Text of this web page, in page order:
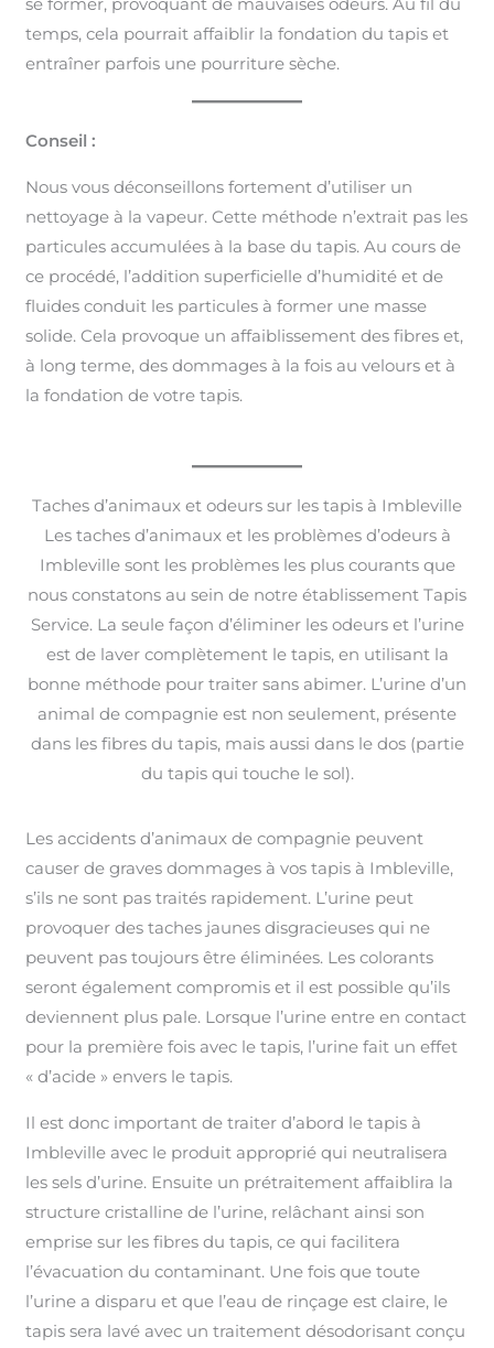
temps, cela pourrait affaiblir la fondation du tapis et
entraîner parfois une pourriture sèche.
Conseil :
Nous vous déconseillons fortement d’utiliser un
nettoyage à la vapeur. Cette méthode n’extrait pas les
particules accumulées à la base du tapis. Au cours de
ce procédé, l’addition superficielle d’humidité et de
fluides conduit les particules à former une masse
solide. Cela provoque un affaiblissement des fibres et,
à long terme, des dommages à la fois au velours et à
la fondation de votre tapis.
Taches d’animaux et odeurs sur les tapis à Imbleville
Les taches d’animaux et les problèmes d’odeurs à
Imbleville sont les problèmes les plus courants que
nous constatons au sein de notre établissement Tapis
Service. La seule façon d’éliminer les odeurs et l’urine
est de laver complètement le tapis, en utilisant la
bonne méthode pour traiter sans abimer. L’urine d’un
animal de compagnie est non seulement, présente
dans les fibres du tapis, mais aussi dans le dos (partie
du tapis qui touche le sol).
Les accidents d’animaux de compagnie peuvent
causer de graves dommages à vos tapis à Imbleville,
s’ils ne sont pas traités rapidement. L’urine peut
provoquer des taches jaunes disgracieuses qui ne
peuvent pas toujours être éliminées. Les colorants
seront également compromis et il est possible qu’ils
deviennent plus pale. Lorsque l’urine entre en contact
pour la première fois avec le tapis, l’urine fait un effet
« d’acide » envers le tapis.
Il est donc important de traiter d’abord le tapis à
Imbleville avec le produit approprié qui neutralisera
les sels d’urine. Ensuite un prétraitement affaiblira la
structure cristalline de l’urine, relâchant ainsi son
emprise sur les fibres du tapis, ce qui facilitera
l’évacuation du contaminant. Une fois que toute
l’urine a disparu et que l’eau de rinçage est claire, le
tapis sera lavé avec un traitement désodorisant conçu